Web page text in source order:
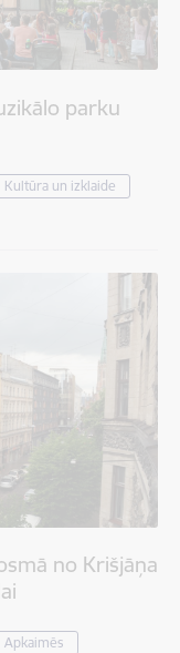
parku
Kultūra un izklaide
no Krišjāņa
Apkaimēs